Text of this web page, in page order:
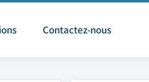
Contactez-nous